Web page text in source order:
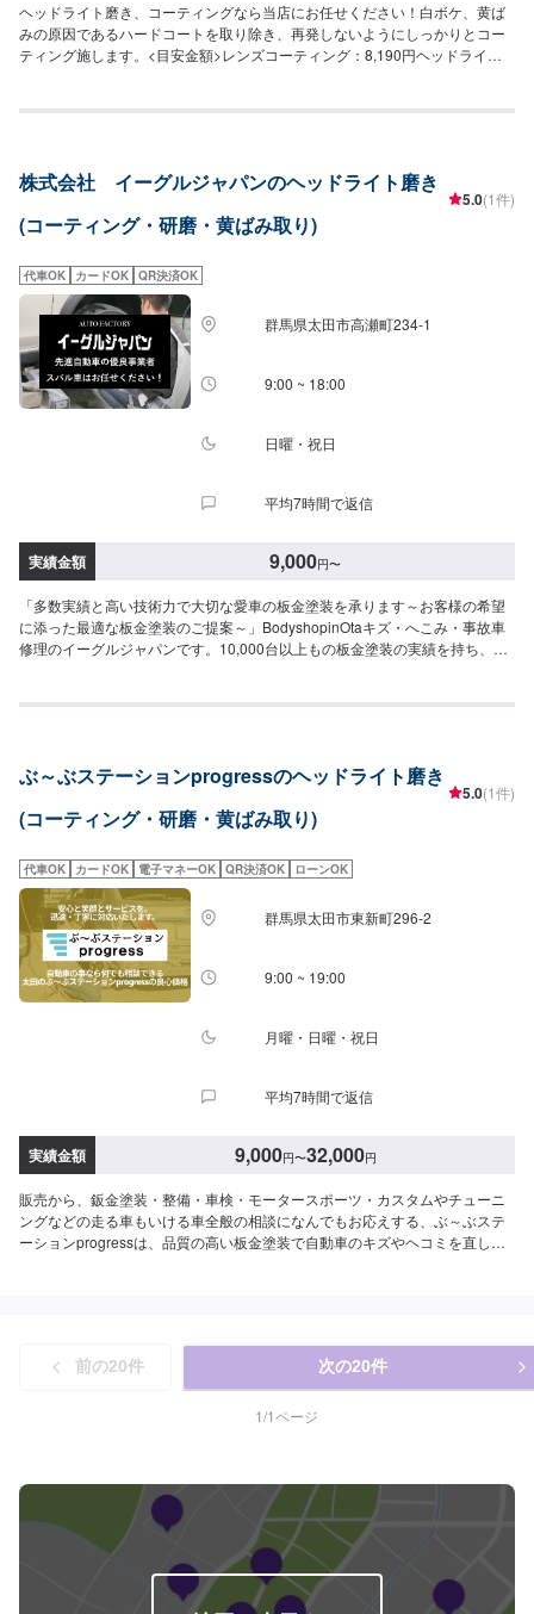
ヘッドライト磨き、コーティングなら当店にお任せください！白ボケ、黄ば
みの原因であるハードコートを取り除き、再発しないようにしっかりとコー
ティング施します。<目安金額>レンズコーティング：8,190円ヘッドライト
オイル交換・タイヤ交換など作業に力を入れているので大歓迎でございま
入り登録していただくと、燃料割引、手洗い洗車割引などのクーポンを配信
させていただいてますので、お得にご利用できます。お客様の愛車のメンテ
ナンスは当店にお任せください。
株式会社 イーグルジャパンのヘッドライト磨き
(コーティング・研磨・黄ばみ取り)
5.0(1件)
代車OK カードOK QR決済OK
群馬県太田市高瀬町234-1
9:00 ~ 18:00
日曜・祝日
平均7時間で返信
実績金額 9,000円〜
「多数実績と高い技術力で大切な愛車の板金塗装を承ります～お客様の希望
に添った最適な板金塗装のご提案～」BodyshopinOtaキズ・へこみ・事故車
修理のイーグルジャパンです。10,000台以上もの板金塗装の実績を持ち、太
にお客様の大切な思い出を乗せた日常を彩る大切な相棒であり、熟練の職人
した上で、長年培った技術力を駆使して最適な方法のご提案をさせていただ
きます。スバル車に関しましては他社様でお断りされる様な内容でも承って
います。ぜひ、お問い合わせください！--------------------------------------------------
だければ作業開始【4】仕上がり次第納車----納期について-----納期は通常2~3
日程度で納車となります。納期は前後する場合がございます。予め、ご了承
ください。-----パーツ持ち込みについて-----パーツの持ち込み可能です。オフ
ァーにて詳細をお願い致します。-----代車について-----無料の代車をご用意し
ています。お車の作業中は代車をご利用ください。※代車の燃料代はお客様に
ご負担いただいております。-----ご来店時の注意、受付方法-----当工場は竹の
くら様を過ぎ左手にMMM様の看板がある所を右折していただければ工場があ
話いただければと思います。入庫の際はお気をつけてお越しください。駐車
【定休日・営業時間】定休日：日曜日、祝日営業時間：9:00~18:00
ぶ～ぶステーションprogressのヘッドライト磨き
(コーティング・研磨・黄ばみ取り)
5.0(1件)
代車OK カードOK 電子マネーOK QR決済OK ローンOK
群馬県太田市東新町296-2
9:00 ~ 19:00
月曜・日曜・祝日
平均7時間で返信
実績金額 9,000円〜32,000円
販売から、鈑金塗装・整備・車検・モータースポーツ・カスタムやチューニ
ングなどの走る車もいける車全般の相談になんでもお応えする、ぶ～ぶステ
ーションprogressは、品質の高い板金塗装で自動車のキズやヘコミを直しま
フターフォローにも素早く対応します。お客様に喜んでいただける的確なア
ドバイスを心掛けております。--------------------------------------------------【1】オ
ファーにてお問い合わせ【2】お見積り【3】お見積りにご納得いただければ
作業開始【4】仕上がり次第納車-----納期について-----納期は通常2日～3日程
す。-----ご来店時の注意、受付方法-----当工場は太田桐生インターチェンジか
ら５分入庫の際はお気をつけてお越しください。駐車スペースは工場前の空
いているスペースに駐車してください。受付はスタッフへ「メンテモで予約
しました」とお伝えください。ご案内いたします。【定休日・営業時間】定
休日：日曜日営業時間：9:00~19:00
前の20件 次の20件
1/1ページ